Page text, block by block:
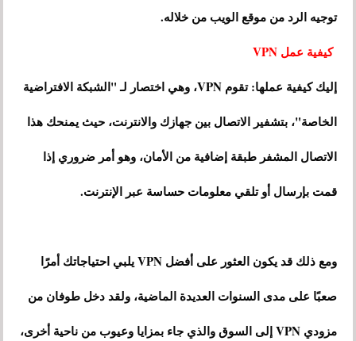
توجيه الرد من موقع الويب من خلاله.
كيفية عمل VPN
إليك كيفية عملها: تقوم VPN، وهي اختصار لـ "الشبكة الافتراضية
الخاصة"، بتشفير الاتصال بين جهازك والانترنت، حيث يمنحك هذا
الاتصال المشفر طبقة إضافية من الأمان، وهو أمر ضروري إذا
قمت بإرسال أو تلقي معلومات حساسة عبر الإنترنت.
ومع ذلك قد يكون العثور على أفضل VPN يلبي احتياجاتك أمرًا
صعبًا على مدى السنوات العديدة الماضية، ولقد دخل طوفان من
مزودي VPN إلى السوق والذي جاء بمزايا وعيوب من ناحية أخرى،